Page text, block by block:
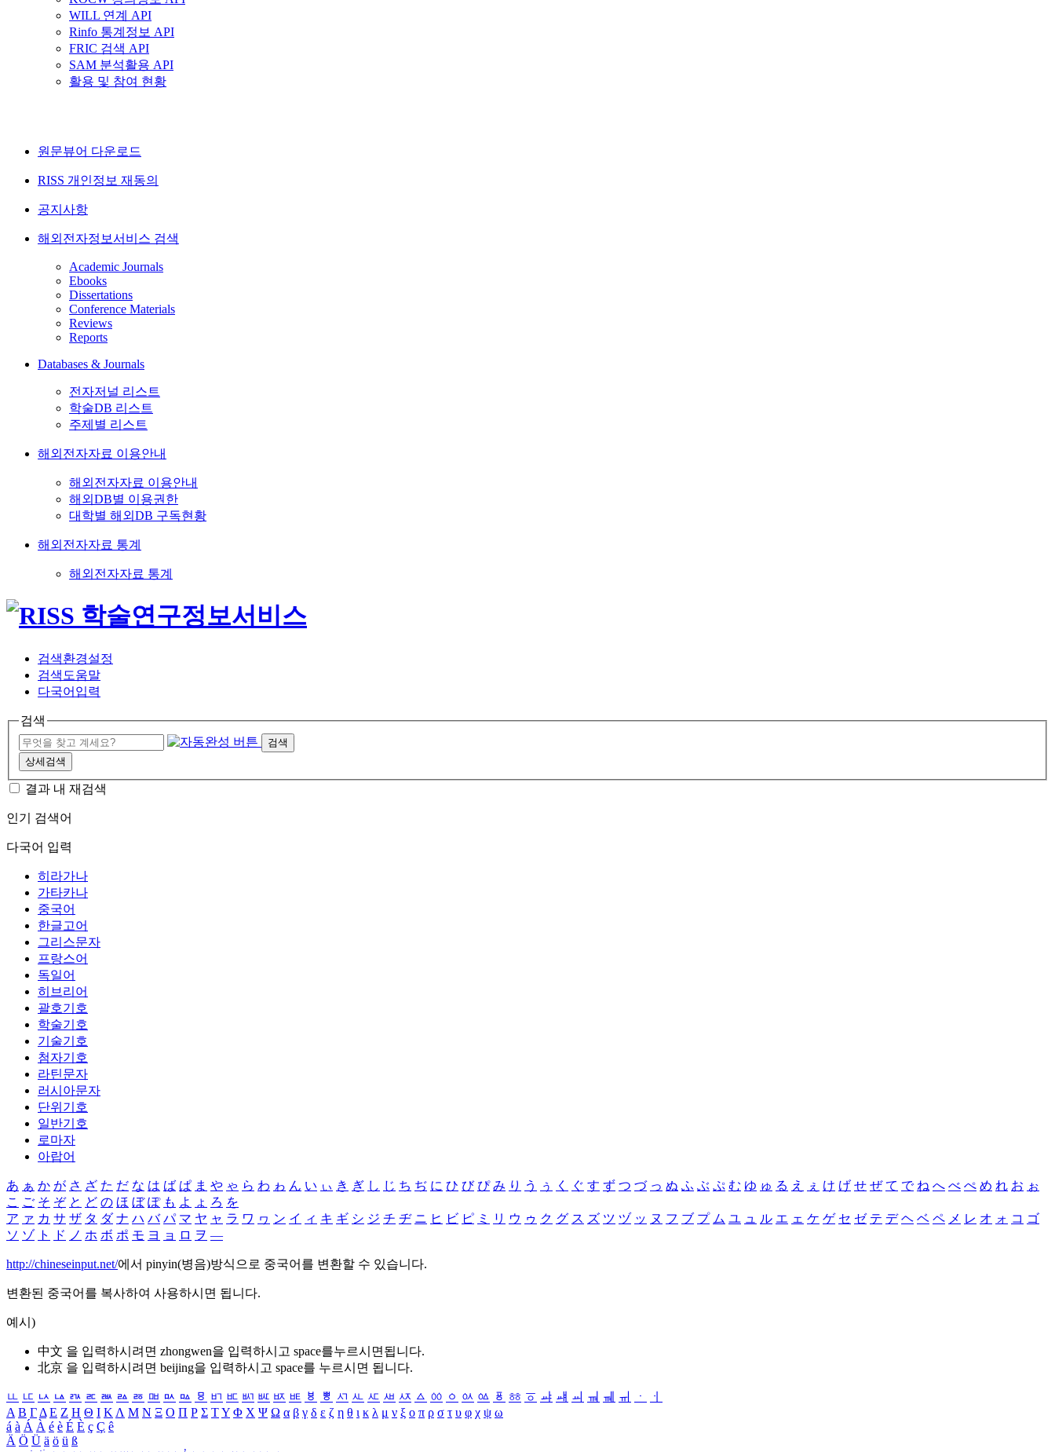
WILL 연계 API
Rinfo 통계정보 API
FRIC 검색 API
SAM 분석활용 API
활용 및 참여 현황
원문뷰어 다운로드
RISS 개인정보 재동의
공지사항
해외전자정보서비스 검색
Academic Journals
Ebooks
Dissertations
Conference Materials
Reviews
Reports
Databases & Journals
전자저널 리스트
학술DB 리스트
주제별 리스트
해외전자자료 이용안내
해외전자자료 이용안내
해외DB별 이용권한
대학별 해외DB 구독현황
해외전자자료 통계
해외전자자료 통계
검색환경설정
검색도움말
다국어입력
검색
검색
상세검색
결과 내 재검색
인기 검색어
다국어 입력
히라가나
가타카나
중국어
한글고어
그리스문자
프랑스어
독일어
히브리어
괄호기호
학술기호
기술기호
첨자기호
라틴문자
러시아문자
단위기호
일반기호
로마자
아랍어
あ ぁ か が さ ざ た だ な は ば ぱ ま や ゃ ら わ ゎ ん い ぃ き ぎ し じ ち ぢ に ひ び ぴ み り う ぅ く ぐ す ず つ づ っ ぬ ふ ぶ ぷ む ゆ ゅ る え ぇ け げ せ ぜ て で ね へ べ ぺ め れ お ぉ
こ ご そ ぞ と ど の ほ ぼ ぽ も よ ょ ろ を
ア ァ カ サ ザ タ ダ ナ ハ バ パ マ ヤ ャ ラ ワ ヮ ン イ ィ キ ギ シ ジ チ ヂ ニ ヒ ビ ピ ミ リ ウ ゥ ク グ ス ズ ツ ヅ ッ ヌ フ ブ プ ム ユ ュ ル エ ェ ケ ゲ セ ゼ テ デ ヘ ベ ペ メ レ オ ォ コ ゴ
ソ ゾ ト ド ノ ホ ボ ポ モ ヨ ョ ロ ヲ ―
http://chineseinput.net/에서 pinyin(병음)방식으로 중국어를 변환할 수 있습니다.
변환된 중국어를 복사하여 사용하시면 됩니다.
예시)
中文 을 입력하시려면 zhongwen을 입력하시고 space를누르시면됩니다.
北京 을 입력하시려면 beijing을 입력하시고 space를 누르시면 됩니다.
ㅥ ㅦ ㅧ ㅨ ㅩ ㅪ ㅫ ㅬ ㅭ ㅮ ㅯ ㅰ ㅱ ㅲ ㅳ ㅴ ㅵ ㅶ ㅷ ㅸ ㅹ ㅺ ㅻ ㅼ ㅽ ㅾ ㅿ ㆀ ㆁ ㆂ ㆃ ㆄ ㆅ ㆆ ㆇ ㆈ ㆉ ㆊ ㆋ ㆌ ㆍ
ㆎ
Α Β ΓΔ Ε Ζ Η Θ Ι ΚΛ Μ Ν Ξ Ο Π Ρ Σ ΤΥ Φ Χ Ψ Ω α β γ δ ε ζ η θ ι κ λ μ ν ξ ο π ρ σ τ υ φ χ ψ ω
á à Á À é è É È ç Ç ê
Ä Ö Ü ä ö ü ß